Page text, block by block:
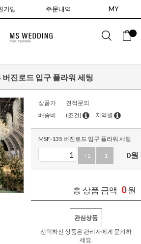
가입 주문내역 MY
0
버진로드 입구 플라워 세팅
상품가
견적문의
배송비
(조건) 지역별
MSF-135 버진로드 입구 플라워 세팅
+1 -1 0원
총 상품 금액 0원
관심상품
선택하신 상품은 관리자에게 문의하
세요.